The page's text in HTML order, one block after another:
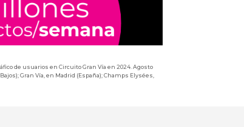
de usuarios en Circuito Gran Vía en 2024. Agosto
Gran Vía, en Madrid (España); Champs Elysées,